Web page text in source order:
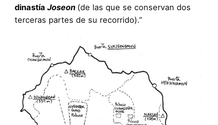
dinastía Joseon (de las que se conservan dos
terceras partes de su recorrido).”